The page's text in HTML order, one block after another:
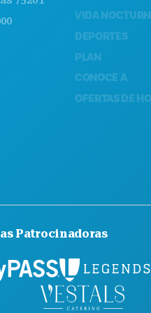
VIDA NOCTURNA
DEPORTES
CONOCE A
OFERTAS DE HOTELES
Patrocinadoras